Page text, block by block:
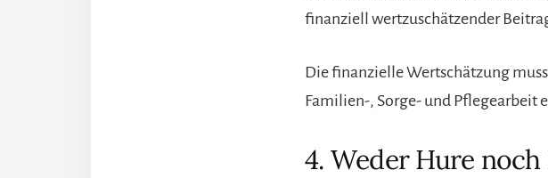
finanziell wertzuschätzender
Die finanzielle Wertschätzung
Familien-, Sorge- und Pflegearbeit
4. Weder Hure